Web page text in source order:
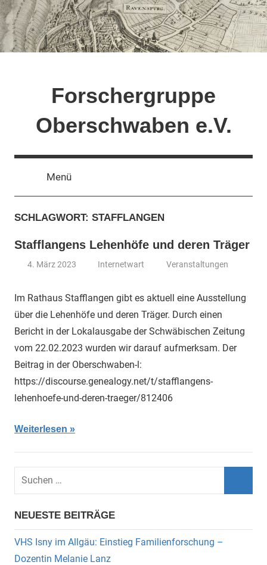
Zum
Inhalt
springen
Forschergruppe
Oberschwaben e.V.
Menü
SCHLAGWORT: STAFFLANGEN
Stafflangens Lehenhöfe und deren Träger
4. März 2023 Internetwart Veranstaltungen
Im Rathaus Stafflangen gibt es aktuell eine Ausstellung
über die Lehenhöfe und deren Träger. Durch einen
Bericht in der Lokalausgabe der Schwäbischen Zeitung
vom 22.02.2023 wurden wir darauf aufmerksam. Der
Beitrag in der Oberschwaben-l:
https://discourse.genealogy.net/t/stafflangens-
lehenhoefe-und-deren-traeger/812406
Weiterlesen
Suchen
NEUESTE BEITRÄGE
VHS Isny im Allgäu: Einstieg Familienforschung –
Dozentin Melanie Lanz